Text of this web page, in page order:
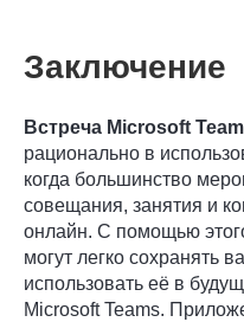
Заключение
Встреча Microsoft
рационально в
когда большинство
совещания, занятия и
онлайн. С помощью
могут легко сохранять
использовать её в
Microsoft Teams.